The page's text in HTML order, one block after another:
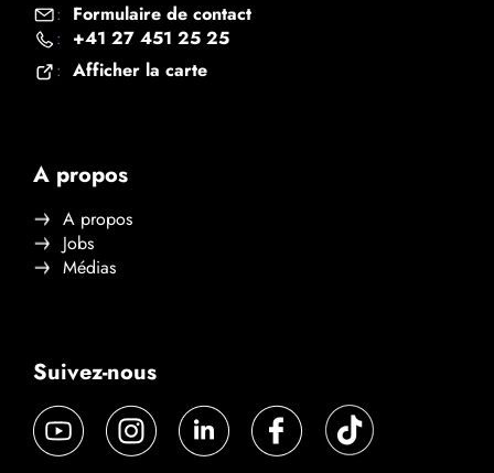
: Formulaire de contact
: +41 27 451 25 25
: Afficher la carte
A propos
A propos
Jobs
Médias
Suivez-nous